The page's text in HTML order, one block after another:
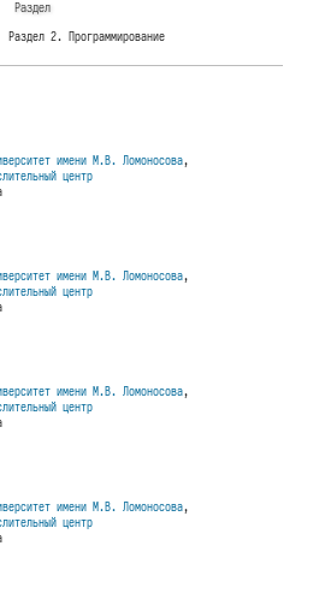
Раздел
Раздел 2. Программирование
имени М.В. Ломоносова,
центр
имени М.В. Ломоносова,
центр
имени М.В. Ломоносова,
центр
имени М.В. Ломоносова,
центр